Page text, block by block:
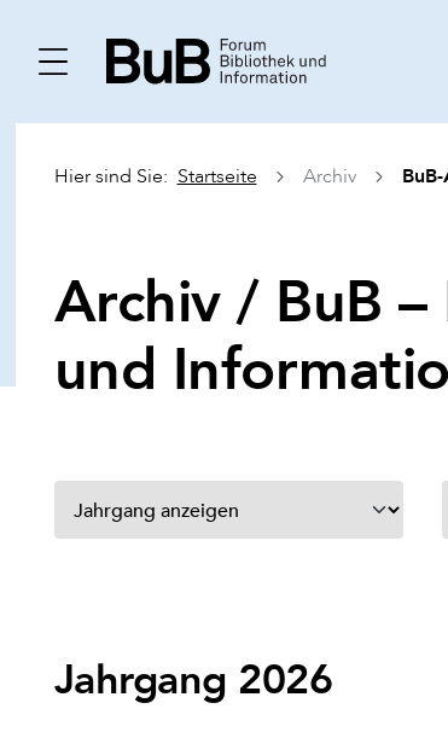
Hier sind Sie: Startseite Archiv
Archiv / BuB
und
Jahrgang 2026